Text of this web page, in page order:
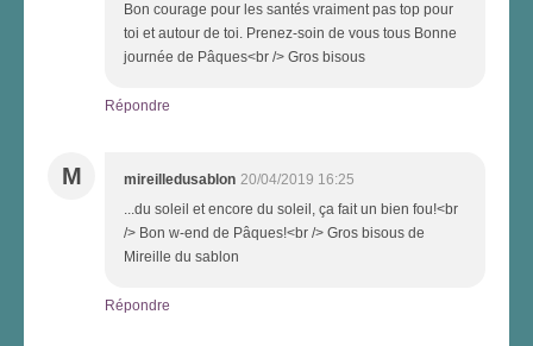
Bon courage pour les santés vraiment pas top pour
toi et autour de toi. Prenez-soin de vous tous Bonne
journée de Pâques<br /> Gros bisous
Répondre
M mireilledusablon 20/04/2019 16:25
...du soleil et encore du soleil, ça fait un bien fou!<br
/> Bon w-end de Pâques!<br /> Gros bisous de
Mireille du sablon
Répondre